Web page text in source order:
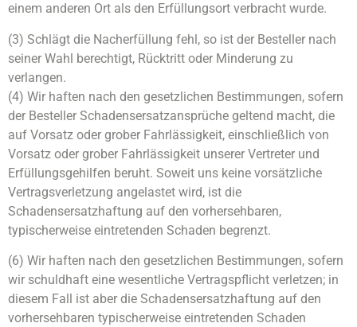
einem anderen Ort als den Erfüllungsort verbracht wurde.
(3) Schlägt die Nacherfüllung fehl, so ist der Besteller nach
seiner Wahl berechtigt, Rücktritt oder Minderung zu
verlangen.
(4) Wir haften nach den gesetzlichen Bestimmungen, sofern
der Besteller Schadensersatzansprüche geltend macht, die
auf Vorsatz oder grober Fahrlässigkeit, einschließlich von
Vorsatz oder grober Fahrlässigkeit unserer Vertreter und
Erfüllungsgehilfen beruht. Soweit uns keine vorsätzliche
Vertragsverletzung angelastet wird, ist die
Schadensersatzhaftung auf den vorhersehbaren,
typischerweise eintretenden Schaden begrenzt.
(6) Wir haften nach den gesetzlichen Bestimmungen, sofern
wir schuldhaft eine wesentliche Vertragspflicht verletzen; in
diesem Fall ist aber die Schadensersatzhaftung auf den
vorhersehbaren typischerweise eintretenden Schaden